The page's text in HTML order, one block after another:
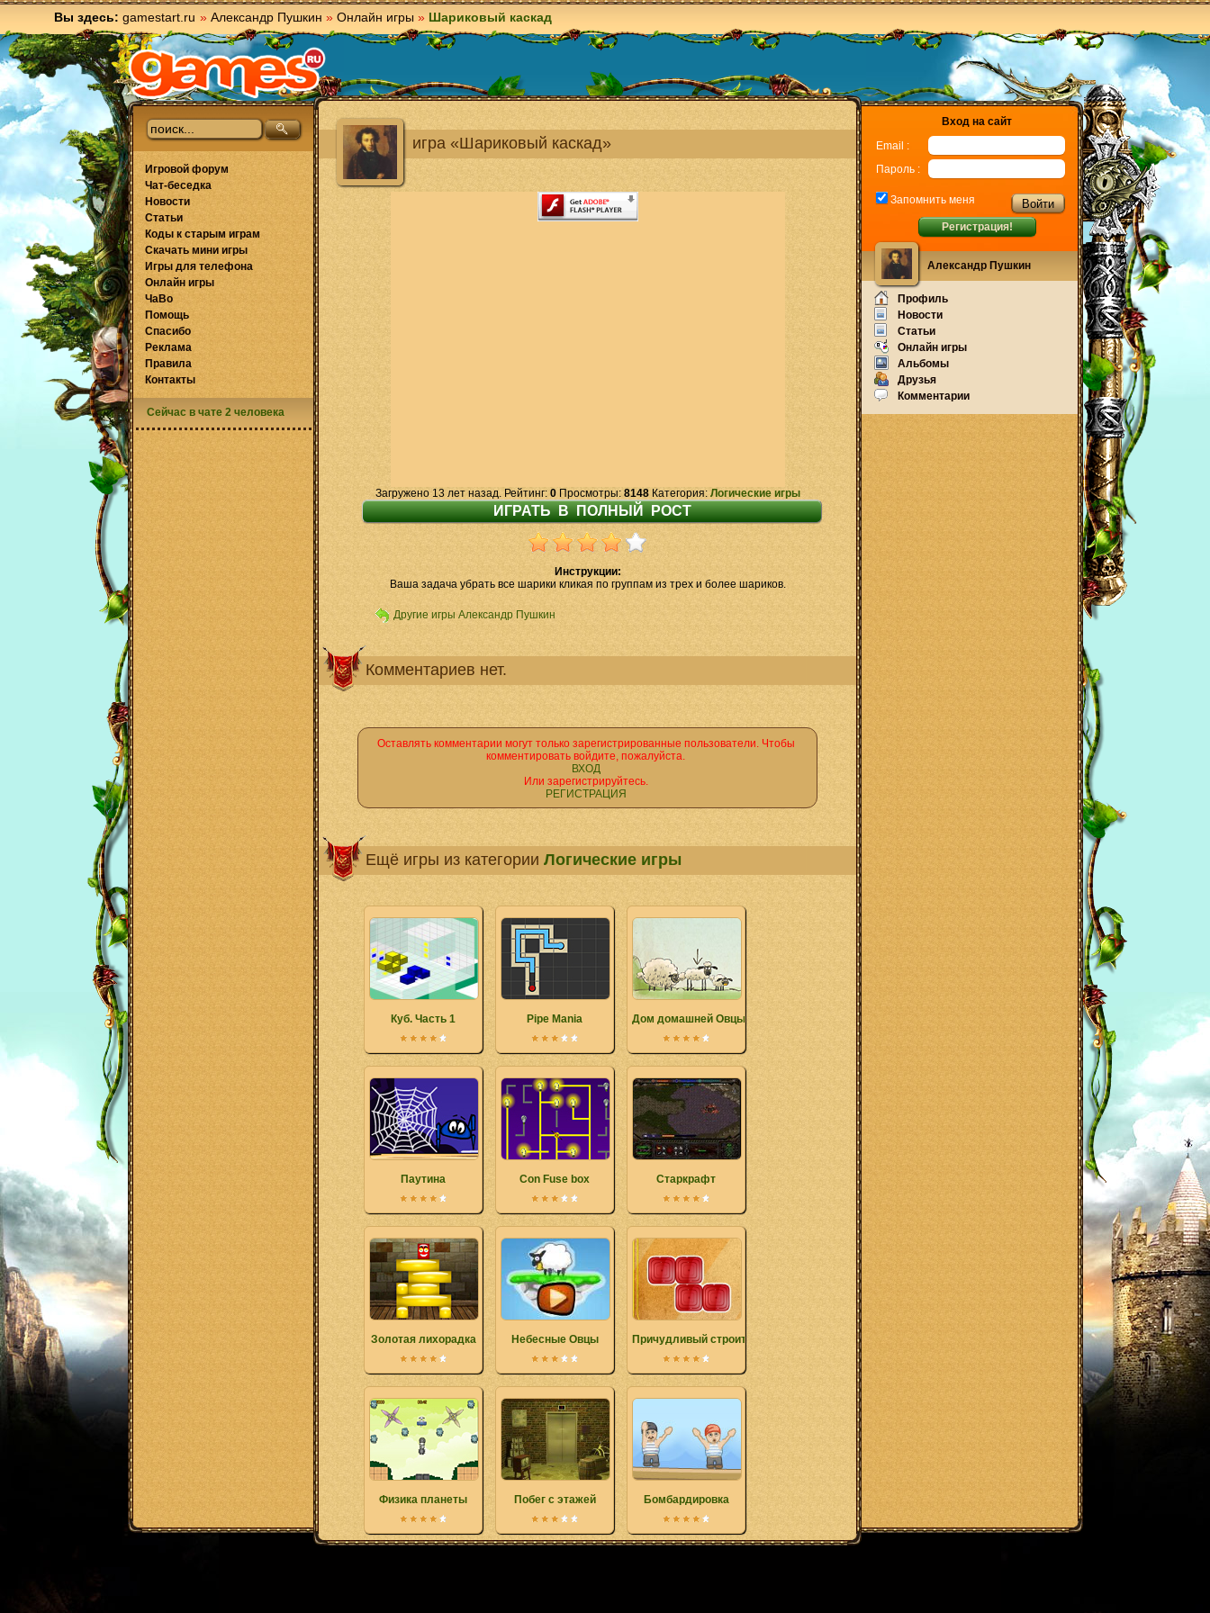
Вы здесь: gamestart.ru » Александр Пушкин » Онлайн игры » Шариковый каскад
игра «Шариковый каскад»
Загружено 13 лет назад. Рейтинг: 0Просмотры: 8148Категория: Логические игры
Инструкции:
Ваша задача убрать все шарики кликая по группам из трех и более шариков.
Другие игры Александр Пушкин
Комментариев нет.
Оставлять комментарии могут только зарегистрированные пользователи. Чтобы
комментировать войдите, пожалуйста.
ВХОД
Или зарегистрируйтесь.
РЕГИСТРАЦИЯ
Ещё игры из категории Логические игры
Куб. Часть 1 Pipe Mania Дом домашней Овцы
Паутина Con Fuse box Старкрафт
Золотая лихорадка Небесные Овцы Причудливый строитель
Физика планеты Побег с этажей Бомбардировка
Игровой форум
Чат-беседка
Новости
Статьи
Коды к старым играм
Скачать мини игры
Игры для телефона
Онлайн игры
ЧаВо
Помощь
Спасибо
Реклама
Правила
Контакты
Сейчас в чате 2 человека
Вход на сайт
Email :
Пароль :
Запомнить меня
Регистрация!
Александр Пушкин
Профиль
Новости
Статьи
Онлайн игры
Альбомы
Друзья
Комментарии